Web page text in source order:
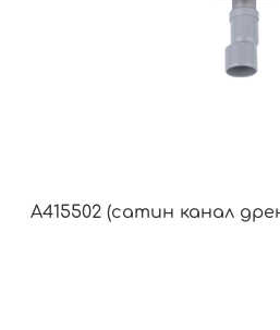
A415502 (сатин канал